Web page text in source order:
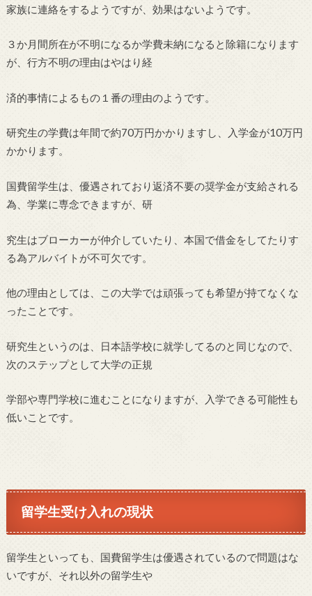
家族に連絡をするようですが、効果はないようです。
３か月間所在が不明になるか学費未納になると除籍になります
が、行方不明の理由はやはり経
済的事情によるもの１番の理由のようです。
研究生の学費は年間で約70万円かかりますし、入学金が10万円
かかります。
国費留学生は、優遇されており返済不要の奨学金が支給される
為、学業に専念できますが、研
究生はブローカーが仲介していたり、本国で借金をしてたりす
る為アルバイトが不可欠です。
他の理由としては、この大学では頑張っても希望が持てなくな
ったことです。
研究生というのは、日本語学校に就学してるのと同じなので、
次のステップとして大学の正規
学部や専門学校に進むことになりますが、入学できる可能性も
低いことです。
留学生受け入れの現状
留学生といっても、国費留学生は優遇されているので問題はな
いですが、それ以外の留学生や